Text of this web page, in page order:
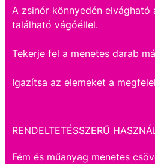
A zsinór könnyedén
található vágóéllel.
Tekerje fel a menetes darab
Igazítsa az elemeket a
RENDELTETÉSSZERŰ
Fém és műanyag menetes